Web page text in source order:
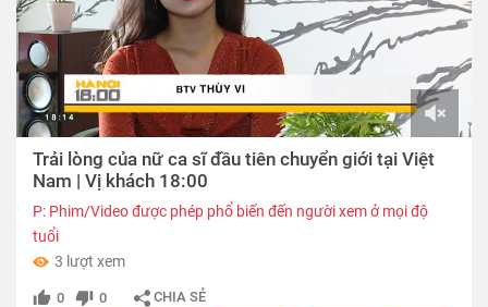
05:41
Trải lòng của nữ ca sĩ đầu tiên chuyển giới tại Việt
Nam | Vị khách 18:00
P: Phim/Video được phép phổ biến đến người xem ở mọi độ
tuổi
3 lượt xem
0 0 CHIA SẺ